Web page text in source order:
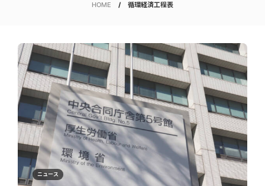
HOME 循環経済工程表
ニュース